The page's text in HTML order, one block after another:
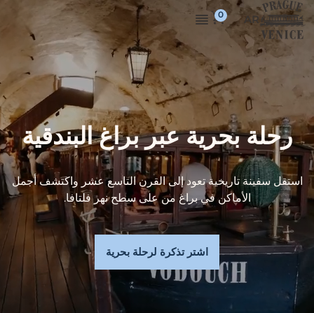
AR
رحلة بحرية عبر براغ البندقية
استقل سفينة تاريخية تعود إلى القرن التاسع عشر واكتشف أجمل
الأماكن في براغ من على سطح نهر فلتافا.
اشتر تذكرة لرحلة بحرية